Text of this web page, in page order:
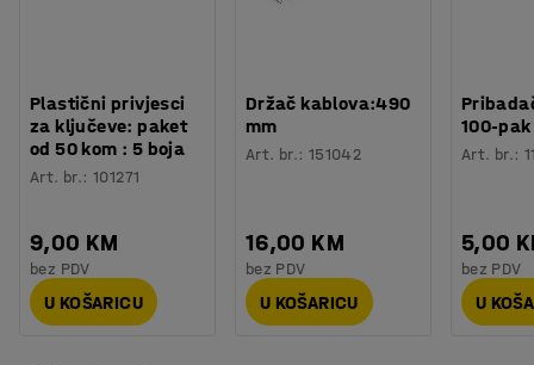
se stvorilo dinamično okruženje koje potiče ugodne
Montaža: Dolazi nesastavljeno
Testirano: EN 15372
Kvaliteta - Eko oznaka
Plastični privjesci
za ključeve: paket
od 50 kom : 5 boja
Art. br.:101271
9,00 KM
bez PDV
U KOŠARICU
Držač kablova:490
mm
Art. br.: 151042
16,00 KM
bez PDV
U KOŠARICU
100-pak
Art. br.:
5,00
bez PDV
U